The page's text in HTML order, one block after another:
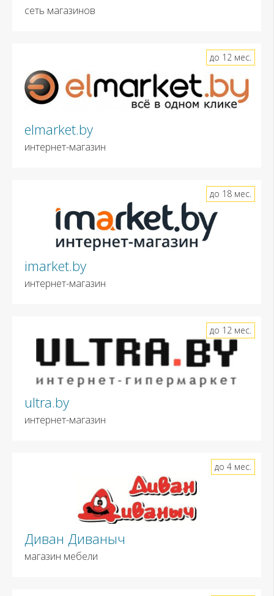
сеть магазинов
elmarket.by
интернет-магазин
до 12 мес.
imarket.by
интернет-магазин
до 18 мес.
ultra.by
интернет-магазин
до 12 мес.
Диван Диваныч
магазин мебели
до 4 мес.